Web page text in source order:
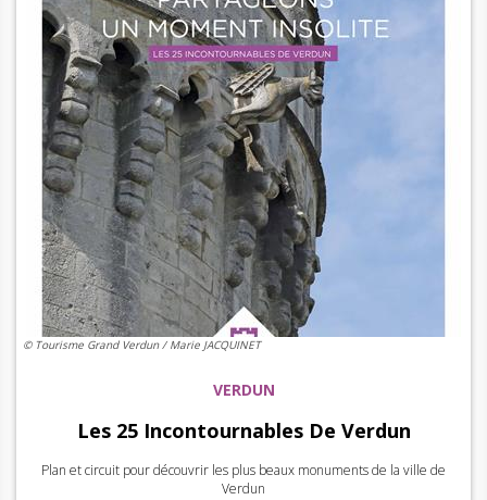
© Tourisme Grand Verdun / Marie JACQUINET
VERDUN
Les 25 Incontournables De Verdun
Plan et circuit pour découvrir les plus beaux monuments de la ville de
Verdun